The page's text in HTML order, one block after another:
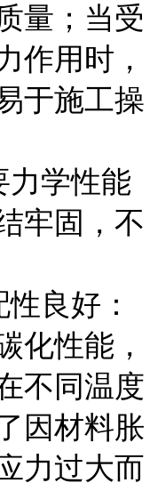
量；当受
作用时，
于施工操
力学性能
牢固，不
良好：
化性能，
不同温度
因材料胀
力过大而